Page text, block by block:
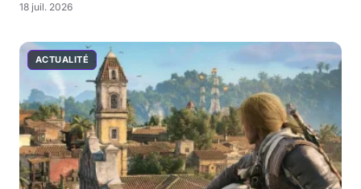
18 juil. 2026
ACTUALITÉ